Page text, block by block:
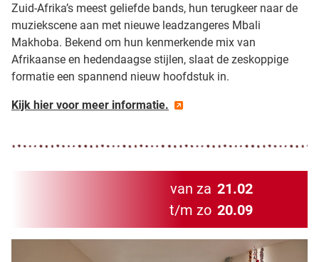
Zuid-Afrika’s meest geliefde bands, hun terugkeer naar de
muziekscene aan met nieuwe leadzangeres Mbali
Makhoba. Bekend om hun kenmerkende mix van
Afrikaanse en hedendaagse stijlen, slaat de zeskoppige
formatie een spannend nieuw hoofdstuk in.
Kijk hier voor meer informatie.
van za 21.02
t/m zo 20.09